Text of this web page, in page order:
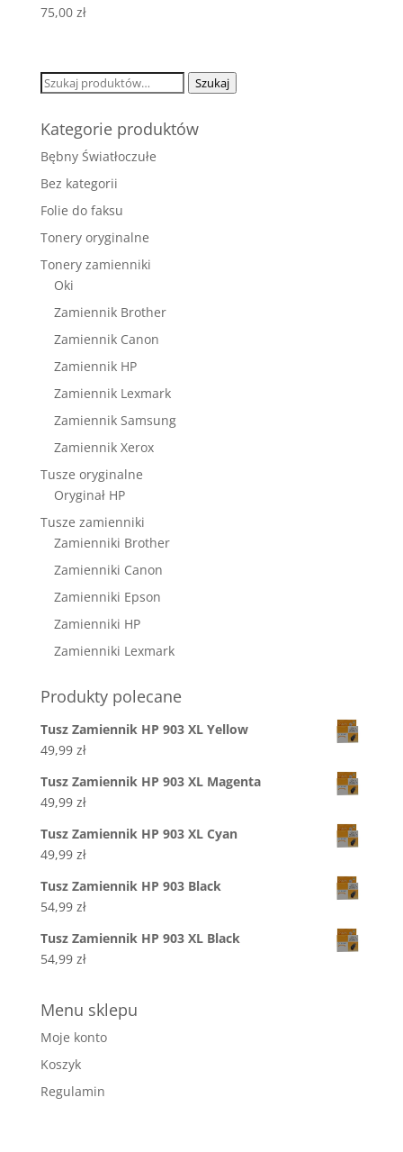
75,00 zł
Szukaj: Szukaj
Kategorie produktów
Bębny Światłoczułe
Bez kategorii
Folie do faksu
Tonery oryginalne
Tonery zamienniki
Oki
Zamiennik Brother
Zamiennik Canon
Zamiennik HP
Zamiennik Lexmark
Zamiennik Samsung
Zamiennik Xerox
Tusze oryginalne
Oryginał HP
Tusze zamienniki
Zamienniki Brother
Zamienniki Canon
Zamienniki Epson
Zamienniki HP
Zamienniki Lexmark
Produkty polecane
Tusz Zamiennik HP 903 XL Yellow
49,99 zł
Tusz Zamiennik HP 903 XL Magenta
49,99 zł
Tusz Zamiennik HP 903 XL Cyan
49,99 zł
Tusz Zamiennik HP 903 Black
54,99 zł
Tusz Zamiennik HP 903 XL Black
54,99 zł
Menu sklepu
Moje konto
Koszyk
Regulamin